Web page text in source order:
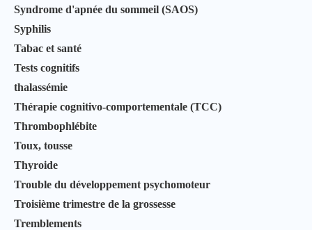
Syndrome d'apnée du sommeil (SAOS)
Syphilis
Tabac et santé
Tests cognitifs
thalassémie
Thérapie cognitivo-comportementale (TCC)
Thrombophlébite
Toux, tousse
Thyroide
Trouble du développement psychomoteur
Troisième trimestre de la grossesse
Tremblements